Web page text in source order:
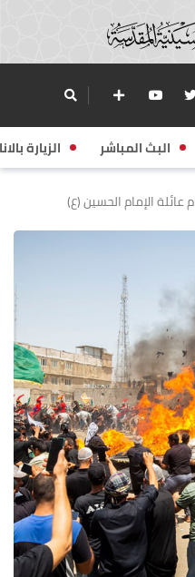
البث المباشر الزيارة
عائلة الإمام الحسين (ع)